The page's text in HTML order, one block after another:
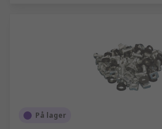
På lager